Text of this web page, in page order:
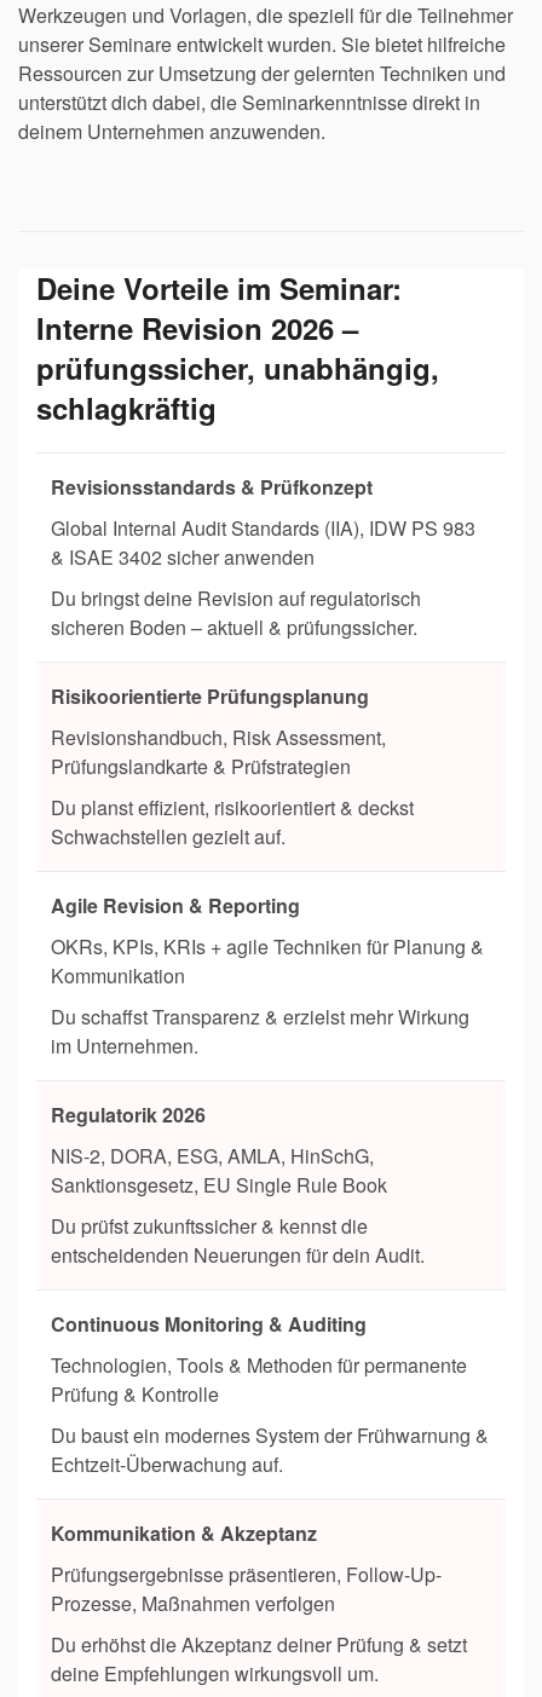
Werkzeugen und Vorlagen, die speziell für die Teilnehmer
unserer Seminare entwickelt wurden. Sie bietet hilfreiche
Ressourcen zur Umsetzung der gelernten Techniken und
unterstützt dich dabei, die Seminarkenntnisse direkt in
deinem Unternehmen anzuwenden.
Deine Vorteile im Seminar:
Interne Revision 2026 –
prüfungssicher, unabhängig,
schlagkräftig
Revisionsstandards & Prüfkonzept
Global Internal Audit Standards (IIA), IDW PS 983
& ISAE 3402 sicher anwenden
Du bringst deine Revision auf regulatorisch
sicheren Boden – aktuell & prüfungssicher.
Risikoorientierte Prüfungsplanung
Revisionshandbuch, Risk Assessment,
Prüfungslandkarte & Prüfstrategien
Du planst effizient, risikoorientiert & deckst
Schwachstellen gezielt auf.
Agile Revision & Reporting
OKRs, KPIs, KRIs + agile Techniken für Planung &
Kommunikation
Du schaffst Transparenz & erzielst mehr Wirkung
im Unternehmen.
Regulatorik 2026
NIS-2, DORA, ESG, AMLA, HinSchG,
Sanktionsgesetz, EU Single Rule Book
Du prüfst zukunftssicher & kennst die
entscheidenden Neuerungen für dein Audit.
Continuous Monitoring & Auditing
Technologien, Tools & Methoden für permanente
Prüfung & Kontrolle
Du baust ein modernes System der Frühwarnung &
Echtzeit-Überwachung auf.
Kommunikation & Akzeptanz
Prüfungsergebnisse präsentieren, Follow-Up-
Prozesse, Maßnahmen verfolgen
Du erhöhst die Akzeptanz deiner Prüfung & setzt
deine Empfehlungen wirkungsvoll um.